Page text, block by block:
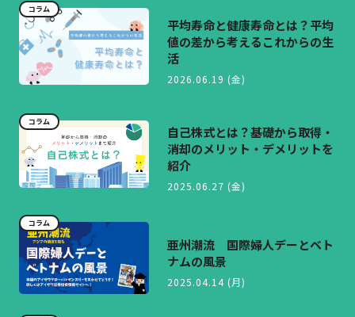
コラム
平均寿命と健康寿命とは？平均
値の差から考えるこれからの生
活
2026.06.19 (金)
コラム
自己株式とは？基礎から取得・
消却のメリット・デメリットを
紹介
2025.06.27 (金)
コラム
亜州潮流 国際婦人デーとベト
ナムの風景
2025.04.14 (月)